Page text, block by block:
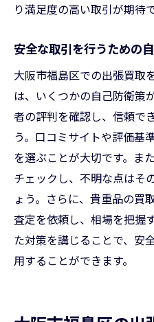
り満足度の高い取引が期待
安全な取引を行うための
大阪市福島区での出張買取
は、いくつかの自己防衛策
者の評判を確認し、信頼で
う。口コミサイトや評価基
を選ぶことが大切です。ま
チェックし、不明な点はそ
ょう。さらに、貴重品の買
査定を依頼し、相場を把握
た対策を講じることで、安
用することができます。